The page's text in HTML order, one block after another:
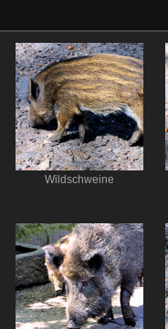
Wildschweine